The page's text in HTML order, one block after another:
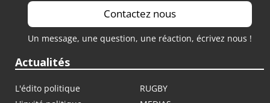
Contactez nous
Un message, une question, une réaction, écrivez nous !
Actualités
L'édito politique
RUGBY